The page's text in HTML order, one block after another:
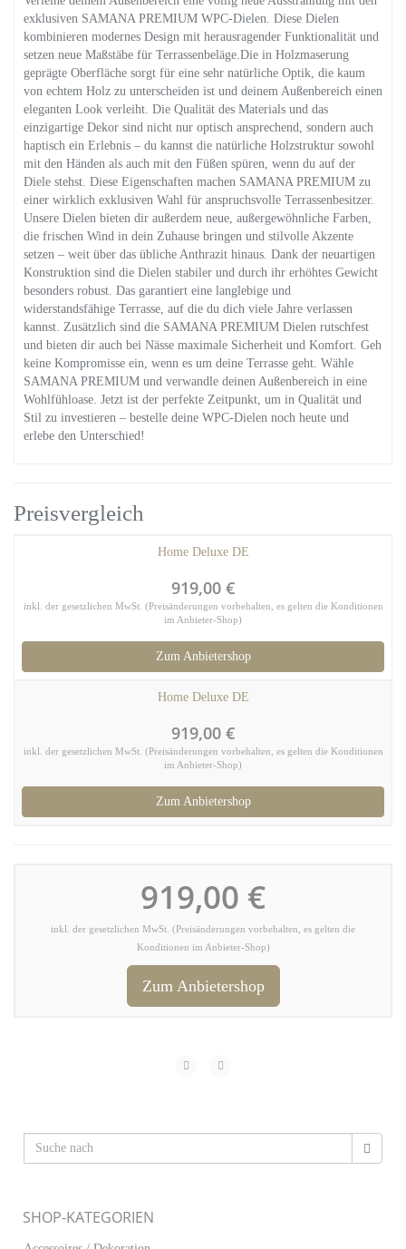
exklusiven SAMANA PREMIUM WPC-Dielen. Diese Dielen
kombinieren modernes Design mit herausragender Funktionalität und
setzen neue Maßstäbe für Terrassenbeläge.Die in Holzmaserung
geprägte Oberfläche sorgt für eine sehr natürliche Optik, die kaum
von echtem Holz zu unterscheiden ist und deinem Außenbereich einen
eleganten Look verleiht. Die Qualität des Materials und das
einzigartige Dekor sind nicht nur optisch ansprechend, sondern auch
haptisch ein Erlebnis – du kannst die natürliche Holzstruktur sowohl
mit den Händen als auch mit den Füßen spüren, wenn du auf der
Diele stehst. Diese Eigenschaften machen SAMANA PREMIUM zu
einer wirklich exklusiven Wahl für anspruchsvolle Terrassenbesitzer.
Unsere Dielen bieten dir außerdem neue, außergewöhnliche Farben,
die frischen Wind in dein Zuhause bringen und stilvolle Akzente
setzen – weit über das übliche Anthrazit hinaus. Dank der neuartigen
Konstruktion sind die Dielen stabiler und durch ihr erhöhtes Gewicht
besonders robust. Das garantiert eine langlebige und
widerstandsfähige Terrasse, auf die du dich viele Jahre verlassen
kannst. Zusätzlich sind die SAMANA PREMIUM Dielen rutschfest
und bieten dir auch bei Nässe maximale Sicherheit und Komfort. Geh
keine Kompromisse ein, wenn es um deine Terrasse geht. Wähle
SAMANA PREMIUM und verwandle deinen Außenbereich in eine
Wohlfühloase. Jetzt ist der perfekte Zeitpunkt, um in Qualität und
Stil zu investieren – bestelle deine WPC-Dielen noch heute und
erlebe den Unterschied!
Preisvergleich
Home Deluxe DE
919,00 €
inkl. der gesetzlichen MwSt. (Preisänderungen vorbehalten, es gelten die Konditionen
im Anbieter-Shop)
Zum Anbietershop
Home Deluxe DE
919,00 €
inkl. der gesetzlichen MwSt. (Preisänderungen vorbehalten, es gelten die Konditionen
im Anbieter-Shop)
Zum Anbietershop
919,00 €
inkl. der gesetzlichen MwSt. (Preisänderungen vorbehalten, es gelten die
Konditionen im Anbieter-Shop)
Zum Anbietershop
SHOP-KATEGORIEN